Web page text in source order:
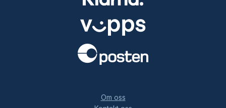
Om oss